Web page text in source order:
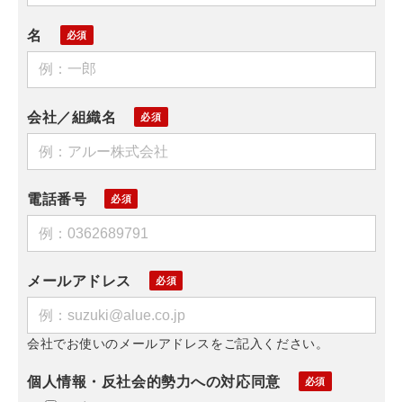
名
会社／組織名
電話番号
メールアドレス
会社でお使いのメールアドレスをご記入ください。
個人情報・反社会的勢力への対応同意